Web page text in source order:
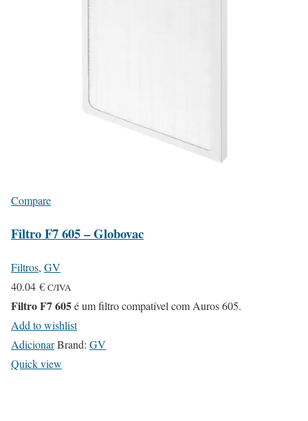
Compare
Filtro F7 605 – Globovac
Filtros, GV
40.04 € C/IVA
Filtro F7 605é um filtro compatível com Auros 605.
Add to wishlist
AdicionarBrand: GV
Quick view